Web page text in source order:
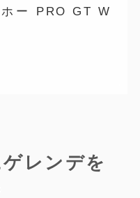
ー PRO GT W
レンデを